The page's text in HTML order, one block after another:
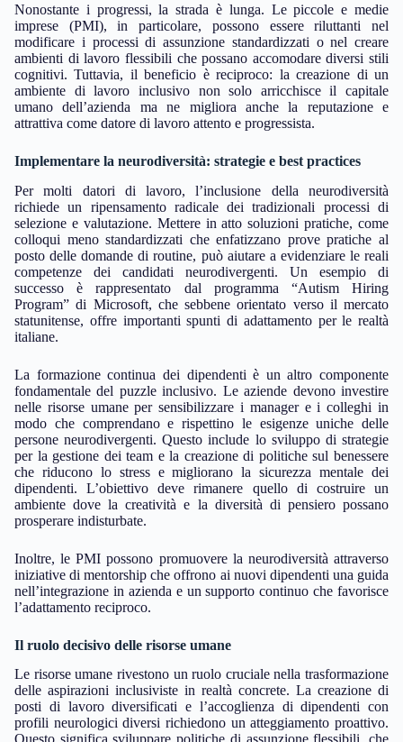
Nonostante i progressi, la strada è lunga. Le piccole e medie
imprese (PMI), in particolare, possono essere riluttanti nel
modificare i processi di assunzione standardizzati o nel creare
ambienti di lavoro flessibili che possano accomodare diversi stili
cognitivi. Tuttavia, il beneficio è reciproco: la creazione di un
ambiente di lavoro inclusivo non solo arricchisce il capitale
umano dell’azienda ma ne migliora anche la reputazione e
attrattiva come datore di lavoro attento e progressista.
Implementare la neurodiversità: strategie e best practices
Per molti datori di lavoro, l’inclusione della neurodiversità
richiede un ripensamento radicale dei tradizionali processi di
selezione e valutazione. Mettere in atto soluzioni pratiche, come
colloqui meno standardizzati che enfatizzano prove pratiche al
posto delle domande di routine, può aiutare a evidenziare le reali
competenze dei candidati neurodivergenti. Un esempio di
successo è rappresentato dal programma “Autism Hiring
Program” di Microsoft, che sebbene orientato verso il mercato
statunitense, offre importanti spunti di adattamento per le realtà
italiane.
La formazione continua dei dipendenti è un altro componente
fondamentale del puzzle inclusivo. Le aziende devono investire
nelle risorse umane per sensibilizzare i manager e i colleghi in
modo che comprendano e rispettino le esigenze uniche delle
persone neurodivergenti. Questo include lo sviluppo di strategie
per la gestione dei team e la creazione di politiche sul benessere
che riducono lo stress e migliorano la sicurezza mentale dei
dipendenti. L’obiettivo deve rimanere quello di costruire un
ambiente dove la creatività e la diversità di pensiero possano
prosperare indisturbate.
Inoltre, le PMI possono promuovere la neurodiversità attraverso
iniziative di mentorship che offrono ai nuovi dipendenti una guida
nell’integrazione in azienda e un supporto continuo che favorisce
l’adattamento reciproco.
Il ruolo decisivo delle risorse umane
Le risorse umane rivestono un ruolo cruciale nella trasformazione
delle aspirazioni inclusiviste in realtà concrete. La creazione di
posti di lavoro diversificati e l’accoglienza di dipendenti con
profili neurologici diversi richiedono un atteggiamento proattivo.